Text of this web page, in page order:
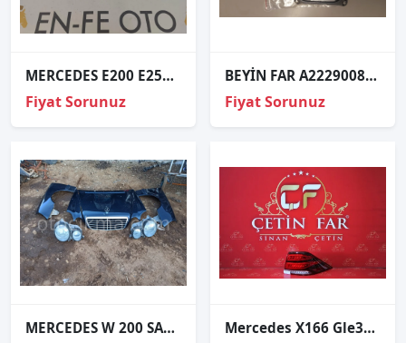
MERCEDES E200 E250 E270 E300 W211 SOL FAR CAMI SIFIR
Fiyat Sorunuz
BEYİN FAR A2229008005
Fiyat Sorunuz
MERCEDES W 200 SAĞ SOL FAR Mercedes X166 Gle350 Sağ Stop